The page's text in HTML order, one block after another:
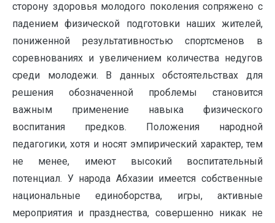
сторону здоровья молодого поколения сопряжено с
падением физической подготовки наших жителей,
пониженной результативностью спортсменов в
соревнованиях и увеличением количества недугов
среди молодежи. В данных обстоятельствах для
решения обозначенной проблемы становится
важным применение навыка физического
воспитания предков. Положения народной
педагогики, хотя и носят эмпирический характер, тем
не менее, имеют высокий воспитательный
потенциал. У народа Абхазии имеется собственные
национальные единоборства, игры, активные
мероприятия и празднества, совершенно никак не